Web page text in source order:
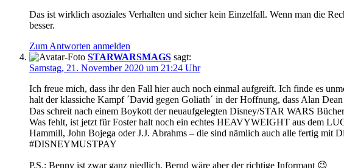
Das ist wirklich asoziales Verhalten und sicher kein Einzelfall. Wenn man die
besser.
Zum Antworten anmelden
STARWARSMAGS sagt:
Samstag, 21. November 2020 um 21:24 Uhr
Ich freue mich, dass ihr den Fall hier auch noch einmal aufgreift. Ich finde es
halt der klassiche Kampf ´David gegen Goliath´ in der Hoffnung, dass Alan
Das schreit nach einem Boykott der neuaufgelegten Disney/STAR WARS
Was fehlt, ist jetzt für Foster halt noch ein echtes HEAVYWEIGHT aus dem
Hammill, John Bojega oder J.J. Abrahms – die sind nämlich auch alle fertig mit
#DISNEYMUSTPAY
P.S.: Benny ist zwar ganz niedlich, Bernd wäre aber der richtige Informant 😉